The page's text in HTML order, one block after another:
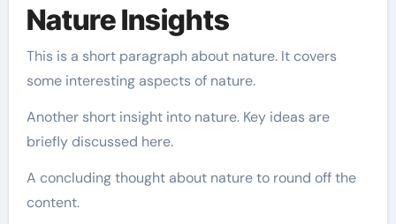
Nature Insights
This is a short paragraph about nature. It covers
some interesting aspects of nature.
Another short insight into nature. Key ideas are
briefly discussed here.
A concluding thought about nature to round off the
content.